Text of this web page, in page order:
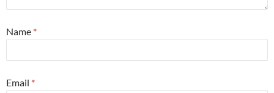
Name *
Email *